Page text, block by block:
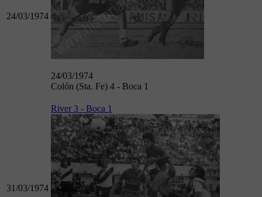
24/03/1974
24/03/1974
Colón (Sta. Fe) 4 - Boca 1
31/03/1974
River 3 - Boca 1